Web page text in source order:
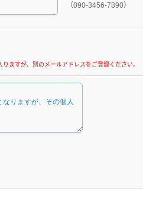
（090-3456-7890）